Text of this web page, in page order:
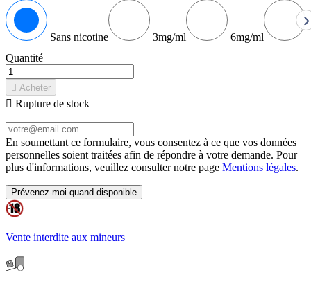
Sans nicotine 3mg/ml 6mg/ml
›
Quantité
 Acheter
 Rupture de stock
En soumettant ce formulaire, vous consentez à ce que vos données
personnelles soient traitées afin de répondre à votre demande. Pour
plus d'informations, veuillez consulter notre page Mentions légales.
Prévenez-moi quand disponible
Vente interdite aux mineurs